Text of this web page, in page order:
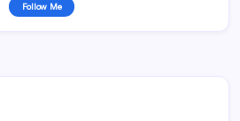
Follow Me